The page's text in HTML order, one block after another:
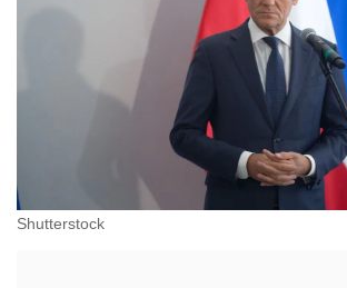
Shutterstock